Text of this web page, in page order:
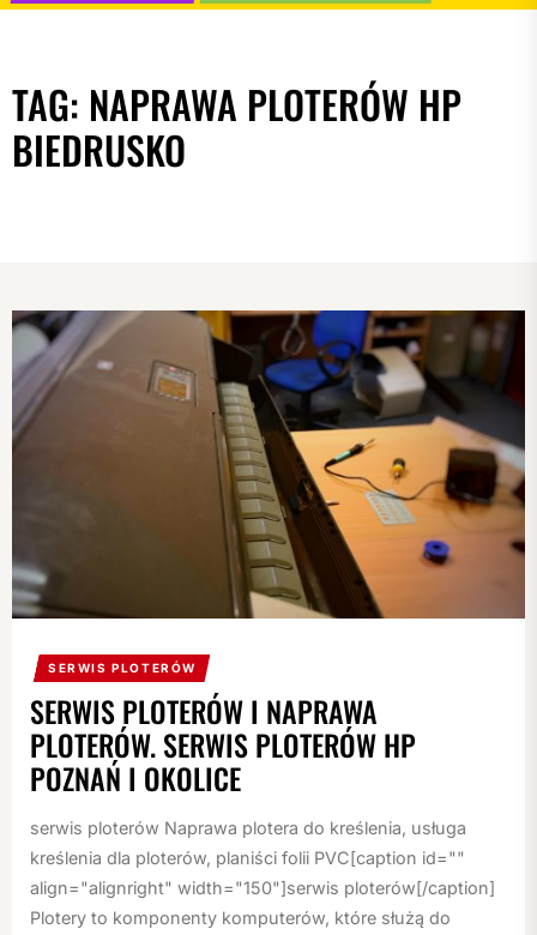
TAG: NAPRAWA PLOTERÓW HP
BIEDRUSKO
SERWIS PLOTERÓW
SERWIS PLOTERÓW I NAPRAWA
PLOTERÓW. SERWIS PLOTERÓW HP
POZNAŃ I OKOLICE
serwis ploterów Naprawa plotera do kreślenia, usługa
kreślenia dla ploterów, planiści folii PVC[caption id=""
align="alignright" width="150"]serwis ploterów[/caption]
Plotery to komponenty komputerów, które służą do